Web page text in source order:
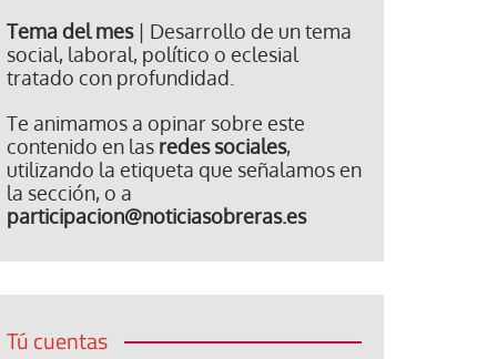
Tema del mes| Desarrollo de un tema
social, laboral, político o eclesial
tratado con profundidad.
Te animamos a opinar sobre este
contenido en las redes sociales,
utilizando la etiqueta que señalamos en
la sección, o a
participacion@noticiasobreras.es
Tú cuentas